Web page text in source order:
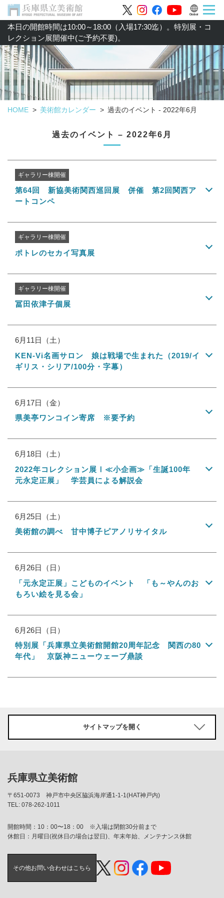
本日の開館時間は10:00～18:00（入場17:30迄）。特別展・コ
レクション展開催中(ご予約不要)。
HOME 美術館カレンダー 過去のイベント - 2022年6月
過去のイベント – 2022年6月
ギャラリー棟開催
第64回 新協美術関西巡回展 併催 第2回関西ア
ートコンペ
ギャラリー棟開催
ポトレのセカイ写真展
ギャラリー棟開催
冨田依津子個展
6月11日（土）
KEN-Vi名画サロン 娘は戦場で生まれた（2019/イ
ギリス・シリア/100分・字幕）
6月17日（金）
県美亭ワンコイン寄席 ※要予約
6月18日（土）
2022年コレクション展Ⅰ≪小企画≫「生誕100年
元永定正展」 学芸員による解説会
6月25日（土）
美術館の調べ 甘中博子ピアノリサイタル
6月26日（日）
「元永定正展」こどものイベント 「も～やんのお
もろい絵を見る会」
6月26日（日）
特別展「兵庫県立美術館開館20周年記念 関西の80
年代」 京阪神ニューウェーブ鼎談
サイトマップを開く
兵庫県立美術館
〒651-0073 神戸市中央区脇浜海岸通1-1-1(HAT神戸内)
TEL: 078-262-1011
開館時間：10：00〜18：00 ※入場は閉館30分前まで
休館日：月曜日(祝休日の場合は翌日)、年末年始、メンテナンス休館
その他お問い合わせはこちら